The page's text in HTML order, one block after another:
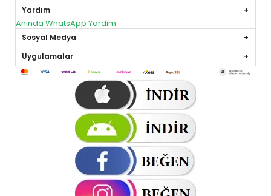
Yardım
Anında WhatsApp Yardım
Sosyal Medya
Uygulamalar